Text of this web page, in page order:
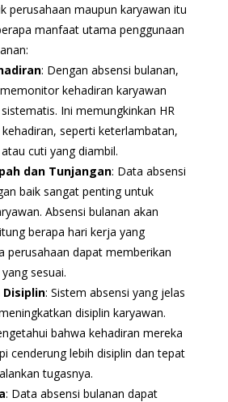
perusahaan maupun karyawan itu
manfaat utama penggunaan
: Dengan absensi bulanan,
kehadiran karyawan
Ini memungkinkan HR
seperti keterlambatan,
cuti yang diambil.
dan Tunjangan: Data absensi
baik sangat penting untuk
Absensi bulanan akan
berapa hari kerja yang
perusahaan dapat memberikan
sesuai.
: Sistem absensi yang jelas
disiplin karyawan.
bahwa kehadiran mereka
cenderung lebih disiplin dan tepat
tugasnya.
: Data absensi bulanan dapat